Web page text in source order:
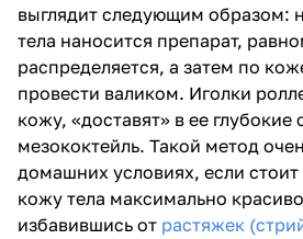
выглядит следующим образом:
тела наносится препарат,
распределяется, а затем по
провести валиком. Иголки
кожу, «доставят» в ее глубокие
мезококтейль. Такой метод
домашних условиях, если стоит
кожу тела максимально
избавившись от растяжек